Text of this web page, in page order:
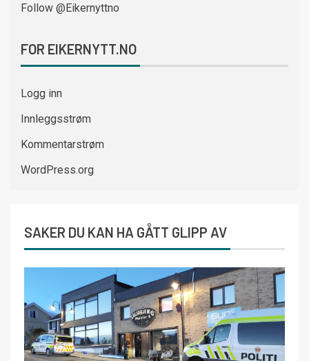
Follow @Eikernyttno
FOR EIKERNYTT.NO
Logg inn
Innleggsstrøm
Kommentarstrøm
WordPress.org
SAKER DU KAN HA GÅTT GLIPP AV